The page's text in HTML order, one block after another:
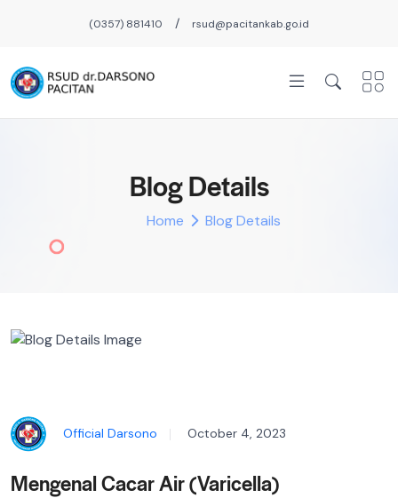
(0357) 881410 / rsud@pacitankab.go.id
Blog Details
Home Blog Details
Official Darsono October 4, 2023
Mengenal Cacar Air (Varicella)